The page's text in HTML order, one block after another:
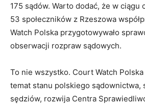
175 sądów. Warto dodać, że w ciągu
53 społeczników z Rzeszowa
Watch Polska przygotowywało
obserwacji rozpraw sądowych.
To nie wszystko. Court Watch
temat stanu polskiego sądownictwa,
sędziów, rozwija Centra